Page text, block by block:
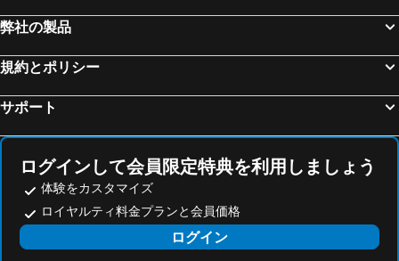
弊社の製品
規約とポリシー
サポート
ログインして会員限定特典を利用しましょう
体験をカスタマイズ
ロイヤルティ料金プランと会員価格
ログイン